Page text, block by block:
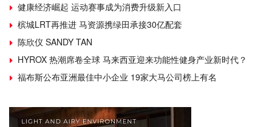
健康经济崛起 运动赛事成为消费升级新入口
槟城LRT再推进 马资源携绿田承接30亿配套
陈欣仪 SANDY TAN
HYROX 热潮席卷全球 马来西亚迎来功能性健身产业新时代？
福布斯公布亚洲最佳中小企业 19家大马公司榜上有名